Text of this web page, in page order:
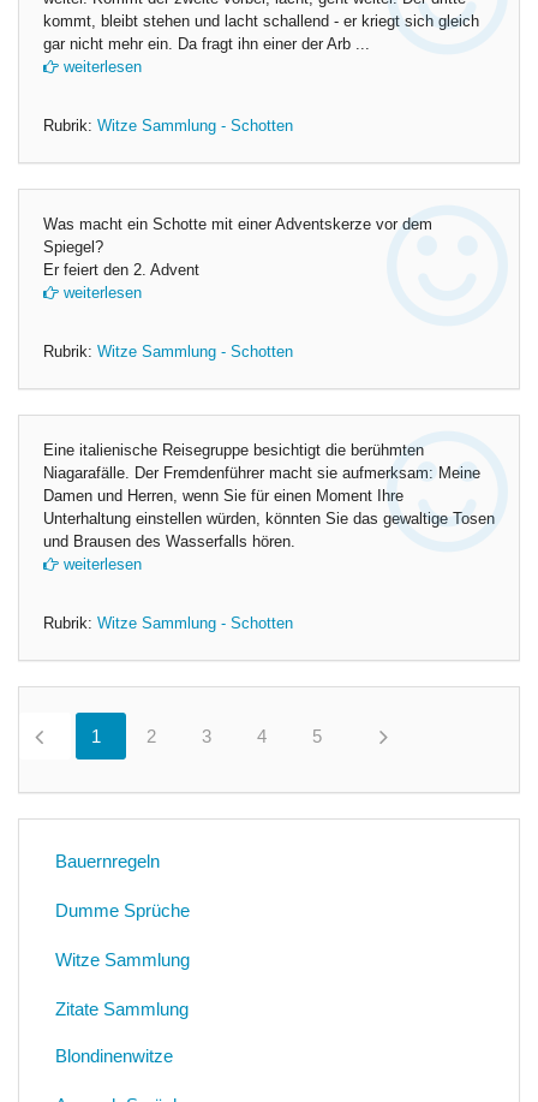
kommt, bleibt stehen und lacht schallend - er kriegt sich gleich
gar nicht mehr ein. Da fragt ihn einer der Arb ...
weiterlesen
Rubrik: Witze Sammlung - Schotten
Was macht ein Schotte mit einer Adventskerze vor dem
Spiegel?
Er feiert den 2. Advent
weiterlesen
Rubrik: Witze Sammlung - Schotten
Eine italienische Reisegruppe besichtigt die berühmten
Niagarafälle. Der Fremdenführer macht sie aufmerksam: Meine
Damen und Herren, wenn Sie für einen Moment Ihre
Unterhaltung einstellen würden, könnten Sie das gewaltige Tosen
und Brausen des Wasserfalls hören.
weiterlesen
Rubrik: Witze Sammlung - Schotten
1 2 3 4 5
Bauernregeln
Dumme Sprüche
Witze Sammlung
Zitate Sammlung
Blondinenwitze